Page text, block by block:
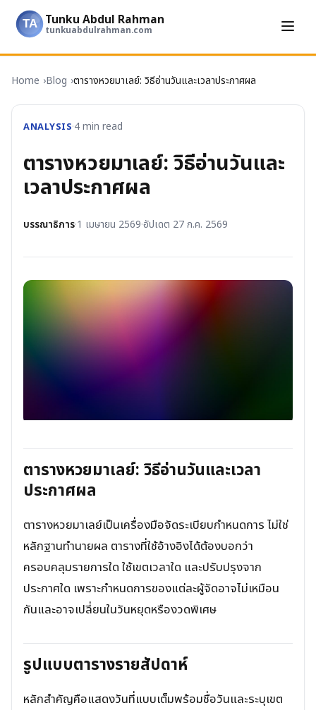
TA Tunku Abdul Rahman
tunkuabdulrahman.com
Home Blog ตารางหวยมาเลย์: วิธีอ่านวันและเวลาประกาศผล
ANALYSIS·4 min read
ตารางหวยมาเลย์: วิธีอ่านวันและ
เวลาประกาศผล
บรรณาธิการ·1 เมษายน 2569·อัปเดต 27 ก.ค. 2569
ตารางหวยมาเลย์: วิธีอ่านวันและเวลา
ประกาศผล
ตารางหวยมาเลย์เป็นเครื่องมือจัดระเบียบกำหนดการ ไม่ใช่
หลักฐานทำนายผล ตารางที่ใช้อ้างอิงได้ต้องบอกว่า
ครอบคลุมรายการใด ใช้เขตเวลาใด และปรับปรุงจาก
ประกาศใด เพราะกำหนดการของแต่ละผู้จัดอาจไม่เหมือน
กันและอาจเปลี่ยนในวันหยุดหรืองวดพิเศษ
รูปแบบตารางรายสัปดาห์
หลักสำคัญคือแสดงวันที่แบบเต็มพร้อมชื่อวันและระบุเขต